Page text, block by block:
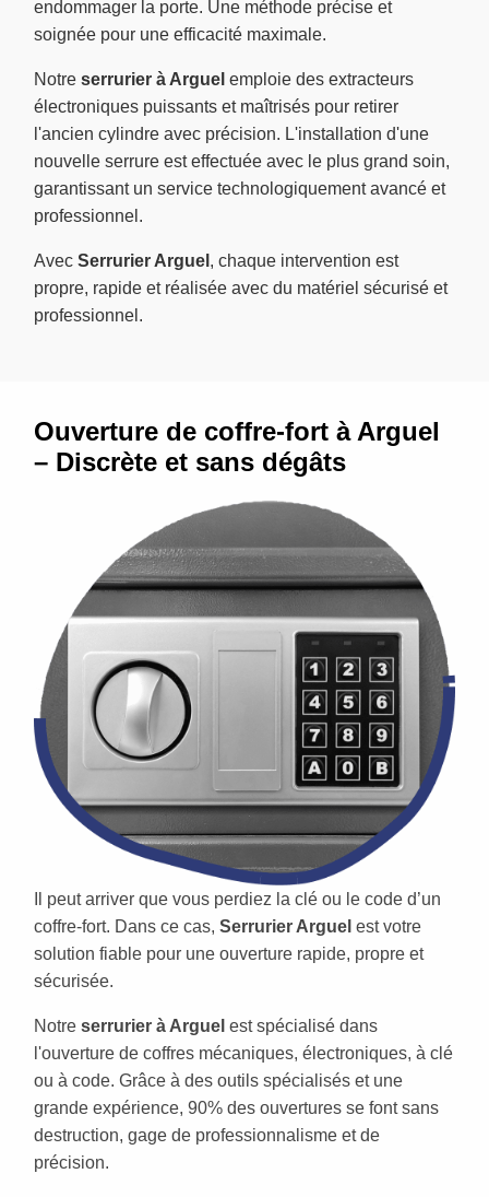
endommager la porte. Une méthode précise et
soignée pour une efficacité maximale.
Notre serrurier à Arguel emploie des extracteurs
électroniques puissants et maîtrisés pour retirer
l'ancien cylindre avec précision. L'installation d'une
nouvelle serrure est effectuée avec le plus grand soin,
garantissant un service technologiquement avancé et
professionnel.
Avec Serrurier Arguel , chaque intervention est
propre, rapide et réalisée avec du matériel sécurisé et
professionnel.
Ouverture de coffre-fort à Arguel
– Discrète et sans dégâts
Il peut arriver que vous perdiez la clé ou le code d’un
coffre-fort. Dans ce cas, Serrurier Arguel est votre
solution fiable pour une ouverture rapide, propre et
sécurisée.
Notre serrurier à Arguel est spécialisé dans
l'ouverture de coffres mécaniques, électroniques, à clé
ou à code. Grâce à des outils spécialisés et une
grande expérience, 90% des ouvertures se font sans
destruction, gage de professionnalisme et de
précision.